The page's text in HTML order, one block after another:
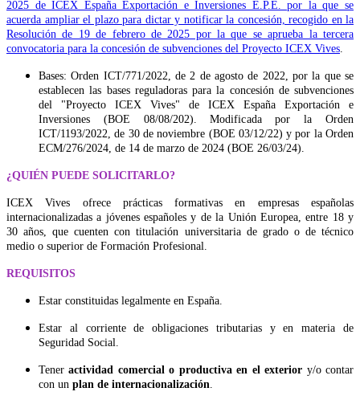
2025 de ICEX España Exportación e Inversiones E.P.E. por la que se
acuerda ampliar el plazo para dictar y notificar la concesión, recogido en la
Resolución de 19 de febrero de 2025 por la que se aprueba la tercera
convocatoria para la concesión de subvenciones del Proyecto ICEX Vives
Bases: Orden ICT/771/2022, de 2 de agosto de 2022, por la que se
establecen las bases reguladoras para la concesión de subvenciones
del "Proyecto ICEX Vives" de ICEX España Exportación e
Inversiones (BOE 08/08/202). Modificada por la Orden
ICT/1193/2022, de 30 de noviembre (BOE 03/12/22) y por la Orden
ECM/276/2024, de 14 de marzo de 2024 (BOE 26/03/24).
¿QUIÉN PUEDE SOLICITARLO?
ICEX Vives ofrece prácticas formativas en empresas españolas
internacionalizadas a jóvenes españoles y de la Unión Europea, entre 18 y
30 años, que cuenten con titulación universitaria de grado o de técnico
medio o superior de Formación Profesional.
REQUISITOS
Estar constituidas legalmente en España.
Estar al corriente de obligaciones tributarias y en materia de
Seguridad Social.
Teneractividad comercial o productiva en el exterior y/o contar
con un plan de internacionalización